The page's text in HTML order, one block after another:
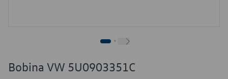
Bobina VW 5U0903351C